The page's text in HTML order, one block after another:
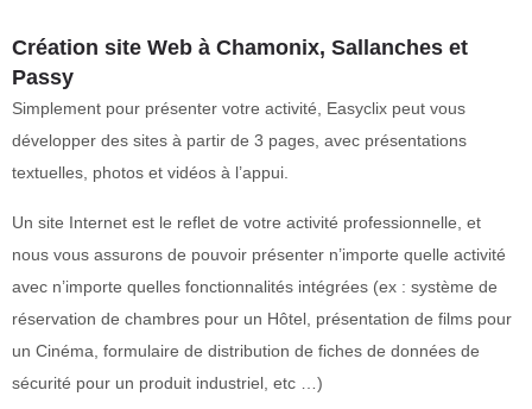
Création site Web à Chamonix, Sallanches et
Passy
Simplement pour présenter votre activité, Easyclix peut vous
développer des sites à partir de 3 pages, avec présentations
textuelles, photos et vidéos à l’appui.
Un site Internet est le reflet de votre activité professionnelle, et
nous vous assurons de pouvoir présenter n’importe quelle activité
avec n’importe quelles fonctionnalités intégrées (ex : système de
réservation de chambres pour un Hôtel, présentation de films pour
un Cinéma, formulaire de distribution de fiches de données de
sécurité pour un produit industriel, etc …)